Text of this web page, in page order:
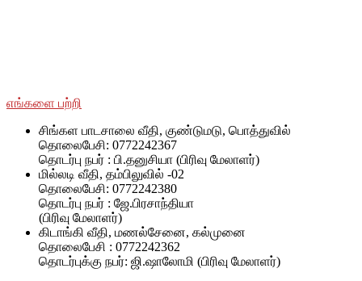
எங்களை பற்றி
சிங்கள பாடசாலை வீதி, குண்டுமடு, பொத்துவில்
தொலைபேசி: 0772242367
தொடர்பு நபர் : பி.தனுசியா (பிரிவு மேலாளர்)
மில்லடி வீதி, தம்பிலுவில் -02
தொலைபேசி: 0772242380
தொடர்பு நபர் : ஜே.பிரசாந்தியா
(பிரிவு மேலாளர்)
கிடாங்கி வீதி, மணல்சேனை, கல்முனை
தொலைபேசி : 0772242362
தொடர்புக்கு நபர்: ஜி.ஷாலோமி (பிரிவு மேலாளர்)